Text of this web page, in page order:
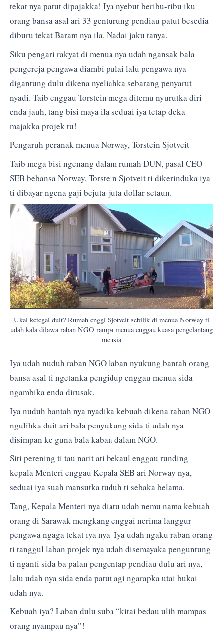
tekat nya patut dipajakka! Iya nyebut beribu-ribu iku
orang bansa asal ari 33 genturung pendiau patut besedia
diburu tekat Baram nya ila. Nadai jaku tanya.
Siku pengari rakyat di menua nya udah ngansak bala
pengereja pengawa diambi pulai lalu pengawa nya
digantung dulu dikena nyeliahka sebarang penyarut
nyadi. Taib enggau Torstein mega ditemu nyurutka diri
enda jauh, tang bisi maya ila seduai iya tetap deka
majakka projek tu!
Pengaruh peranak menua Norway, Torstein Sjotveit
Taib mega bisi ngenang dalam rumah DUN, pasal CEO
SEB bebansa Norway, Torstein Sjotveit ti dikerinduka iya
ti dibayar ngena gaji bejuta-juta dollar setaun.
Ukai ketegal duit? Rumah enggi Sjotveit sebilik di menua Norway ti
udah kala dilawa raban NGO rampa menua enggau kuasa pengelantang
mensia
Iya udah nuduh raban NGO laban nyukung bantah orang
bansa asal ti ngetanka pengidup enggau menua sida
ngambika enda dirusak.
Iya nuduh bantah nya nyadika kebuah dikena raban NGO
ngulihka duit ari bala penyukung sida ti udah nya
disimpan ke guna bala kaban dalam NGO.
Siti perening ti tau narit ati bekaul enggau runding
kepala Menteri enggau Kepala SEB ari Norway nya,
seduai iya suah mansutka tuduh ti sebaka belama.
Tang, Kepala Menteri nya diatu udah nemu nama kebuah
orang di Sarawak mengkang enggai nerima langgur
pengawa ngaga tekat iya nya. Iya udah ngaku raban orang
ti tanggul laban projek nya udah disemayaka penguntung
ti nganti sida ba palan pengentap pendiau dulu ari nya,
lalu udah nya sida enda patut agi ngarapka utai bukai
udah nya.
Kebuah iya? Laban dulu suba “kitai bedau ulih mampas
orang nyampau nya”!